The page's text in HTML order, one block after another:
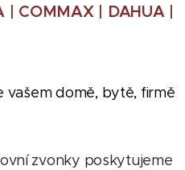
| COMMAX | DAHUA |
vašem domě, bytě, firmě
zvonky poskytujeme